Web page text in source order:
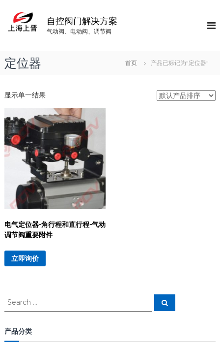
自控阀门解决方案
气动阀、电动阀、调节阀
定位器 首页 产品已标记为“定位器”
显示单一结果
电气定位器-角行程和直行程-气动
调节阀重要附件
立即询价
S
r
c
S
e
产品分类